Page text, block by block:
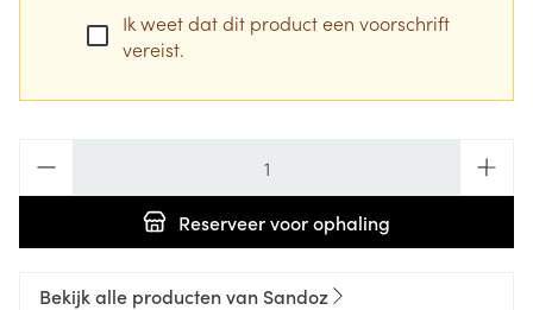
Ik weet dat dit product een voorschrift
vereist.
Reserveervoor ophaling
Bekijk alle producten van Sandoz